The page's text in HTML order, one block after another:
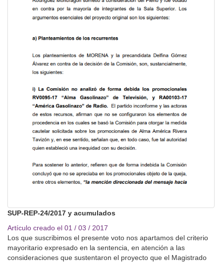
SUP-REP-24/2017 y acumulados
Artículo creado el 01 / 03 / 2017
Los que suscribimos el presente voto nos apartamos del criterio
mayoritario expresado en la sentencia, en atención a las
consideraciones que sustentaron el proyecto que el Magistrado